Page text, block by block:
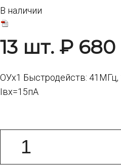
В наличии
13 шт. ₽ 680
ОУх1 Быстродейств:
Iвх=15пА